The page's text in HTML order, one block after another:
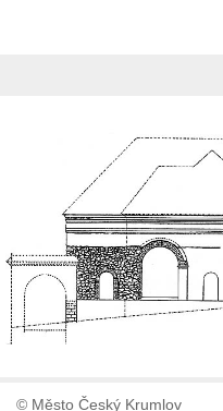
© Město Český Krumlov